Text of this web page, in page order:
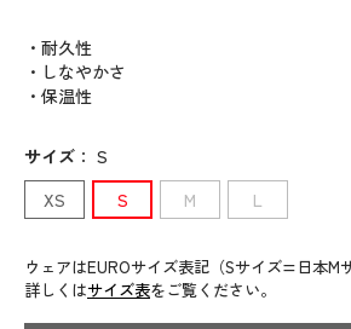
・耐久性
・しなやかさ
・保温性
サイズ ： S
XS
S M L
ウェアはEUROサイズ表記（Sサイズ=日本M
詳しくはサイズ表をご覧ください。